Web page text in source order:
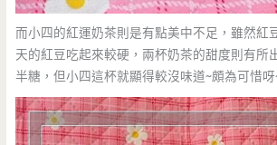
而小四的紅運奶茶則是有點美中不足，雖然紅
天的紅豆吃起來較硬，兩杯奶茶的甜度則有所
半糖，但小四這杯就顯得較沒味道~頗為可惜呀